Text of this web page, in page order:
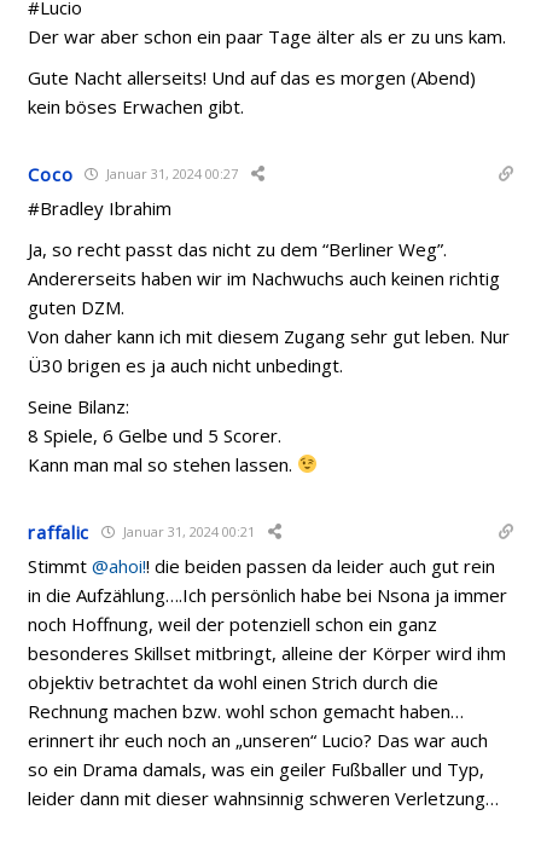
#Lucio
Der war aber schon ein paar Tage älter als er zu uns kam.
Gute Nacht allerseits! Und auf das es morgen (Abend)
kein böses Erwachen gibt.
Coco Januar 31, 2024 00:27
#Bradley Ibrahim
Ja, so recht passt das nicht zu dem “Berliner Weg”.
Andererseits haben wir im Nachwuchs auch keinen richtig
guten DZM.
Von daher kann ich mit diesem Zugang sehr gut leben. Nur
Ü30 brigen es ja auch nicht unbedingt.
Seine Bilanz:
8 Spiele, 6 Gelbe und 5 Scorer.
Kann man mal so stehen lassen.
raffalic Januar 31, 2024 00:21
Stimmt@ahoi!! die beiden passen da leider auch gut rein
in die Aufzählung….Ich persönlich habe bei Nsona ja immer
noch Hoffnung, weil der potenziell schon ein ganz
besonderes Skillset mitbringt, alleine der Körper wird ihm
objektiv betrachtet da wohl einen Strich durch die
Rechnung machen bzw. wohl schon gemacht haben…
erinnert ihr euch noch an „unseren“ Lucio? Das war auch
so ein Drama damals, was ein geiler Fußballer und Typ,
leider dann mit dieser wahnsinnig schweren Verletzung…